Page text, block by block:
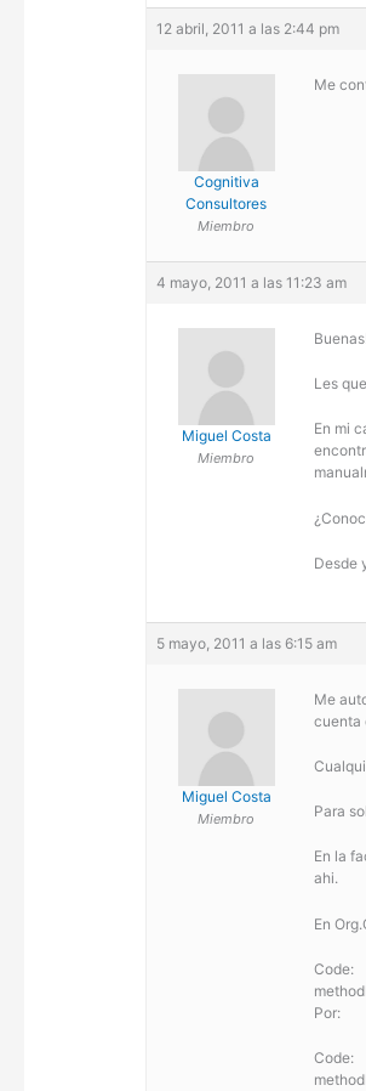
12 abril, 2011 a las 2:44 pm
Cognitiva
Consultores
Miembro
Me
4 mayo, 2011 a las 11:23 am
Miguel Costa
Miembro
Les
En mi
Desde
5 mayo, 2011 a las 6:15 am
Miguel Costa
Miembro
Me
cuenta
Para
En la
ahi.
En
Code:
Por:
Code: